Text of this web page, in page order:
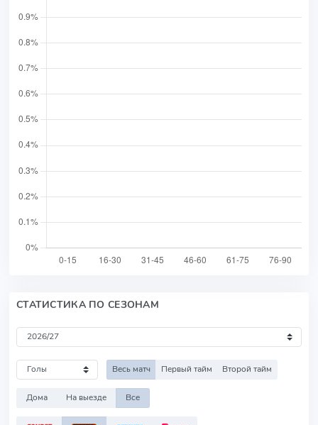
СТАТИСТИКА ПО СЕЗОНАМ
Весь матч Первый тайм Второй тайм
Дома На выезде Все